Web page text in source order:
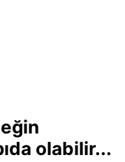
olabilir...